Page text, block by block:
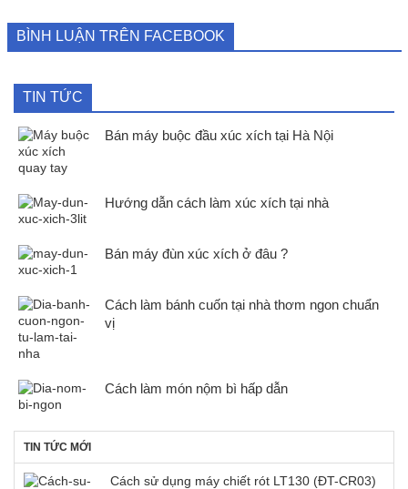
BÌNH LUẬN TRÊN FACEBOOK
TIN TỨC
Bán máy buộc đầu xúc xích tại Hà Nội
Hướng dẫn cách làm xúc xích tại nhà
Bán máy đùn xúc xích ở đâu ?
Cách làm bánh cuốn tại nhà thơm ngon chuẩn
vị
Cách làm món nộm bì hấp dẫn
TIN TỨC MỚI
Cách sử dụng máy chiết rót LT130 (ĐT-CR03)